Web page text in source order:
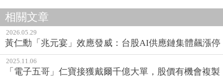
相關文章
2026.05.29
黃仁勳「兆元宴」效應發威：台股AI供應鏈集體飆漲停
2025.11.06
「電子五哥」仁寶接獲戴爾千億大單，股價有機會複製